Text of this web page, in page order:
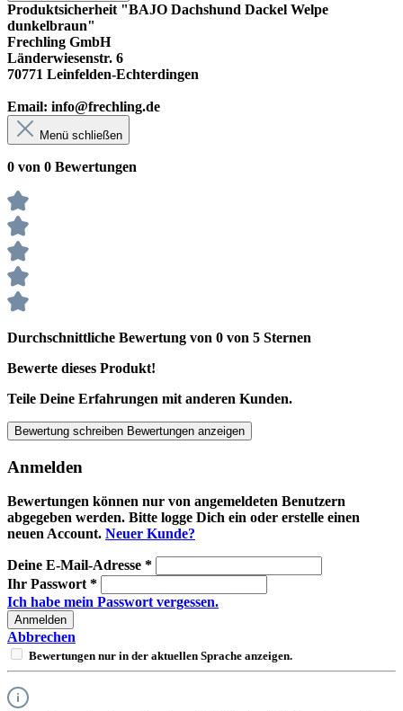
Produktsicherheit "BAJO Dachshund Dackel Welpe
dunkelbraun"
Frechling GmbH
Länderwiesenstr. 6
70771 Leinfelden-Echterdingen
Email: info@frechling.de
Menü schließen
0 von 0 Bewertungen
Durchschnittliche Bewertung von 0 von 5 Sternen
Bewerte dieses Produkt!
Teile Deine Erfahrungen mit anderen Kunden.
Bewertung schreiben Bewertungen anzeigen
Anmelden
Bewertungen können nur von angemeldeten Benutzern
abgegeben werden. Bitte logge Dich ein oder erstelle einen
neuen Account. Neuer Kunde?
Deine E-Mail-Adresse *
Ihr Passwort *
Ich habe mein Passwort vergessen.
Anmelden
Abbrechen
Bewertungen nur in der aktuellen Sprache anzeigen.